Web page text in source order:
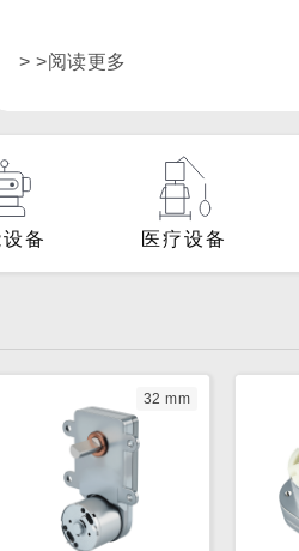
> >阅读更多
备 医疗设备
32 mm